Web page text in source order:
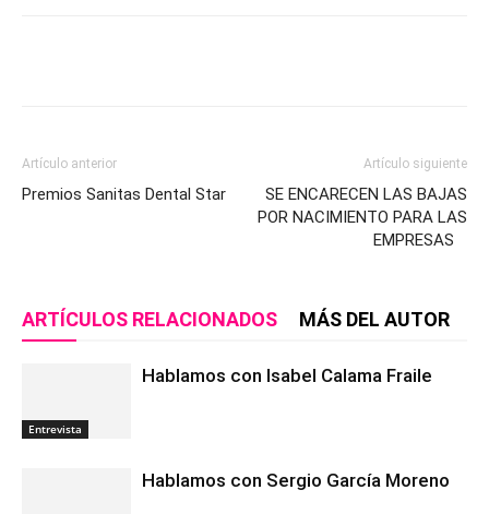
Artículo anterior
Premios Sanitas Dental Star
Artículo siguiente
SE ENCARECEN LAS BAJAS
POR NACIMIENTO PARA LAS
EMPRESAS
ARTÍCULOS RELACIONADOS MÁS DEL AUTOR
Entrevista
Hablamos con Isabel Calama Fraile
Hablamos con Sergio García Moreno